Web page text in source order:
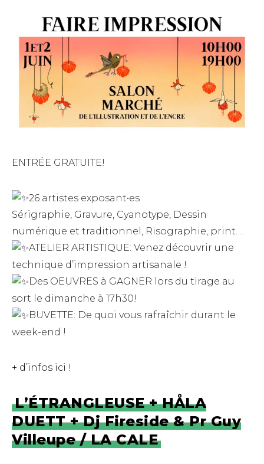
ENTRÉE GRATUITE!
26 artistes exposant•es
Sérigraphie, Gravure, Cyanotype, Dessin
numérique et traditionnel, Risographie, print….
ATELIER ARTISTIQUE: Venez découvrir une
technique d’impression artisanale !
Des OEUVRES à GAGNER lors du tirage au
sort le dimanche à 17h30!
BUVETTE: De quoi vous rafraîchir durant le
week-end !
+ d’infos ici !
L’ÉTRANGLEUSE + HÅLA
DUETT + Dj Fireside & Pr Guy
Villeupe / LA CALE